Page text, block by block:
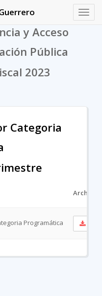
y Acceso
Pública
2023
Categoria
Archivo
Programática